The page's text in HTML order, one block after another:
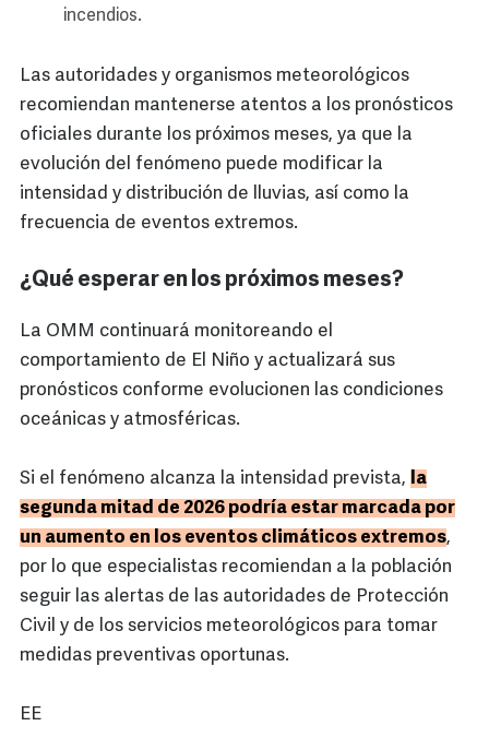
incendios.
Las autoridades y organismos meteorológicos
recomiendan mantenerse atentos a los pronósticos
oficiales durante los próximos meses, ya que la
evolución del fenómeno puede modificar la
intensidad y distribución de lluvias, así como la
frecuencia de eventos extremos.
¿Qué esperar en los próximos meses?
La OMM continuará monitoreando el
comportamiento de El Niño y actualizará sus
pronósticos conforme evolucionen las condiciones
oceánicas y atmosféricas.
Si el fenómeno alcanza la intensidad prevista, la
segunda mitad de 2026 podría estar marcada por
un aumento en los eventos climáticos extremos,
por lo que especialistas recomiendan a la población
seguir las alertas de las autoridades de Protección
Civil y de los servicios meteorológicos para tomar
medidas preventivas oportunas.
EE